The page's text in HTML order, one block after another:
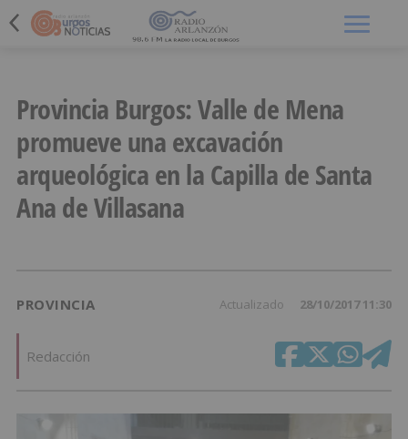
Provincia Burgos: Valle de Mena
promueve una excavación
arqueológica en la Capilla de Santa
Ana de Villasana
PROVINCIA Actualizado 28/10/2017 11:30
Redacción